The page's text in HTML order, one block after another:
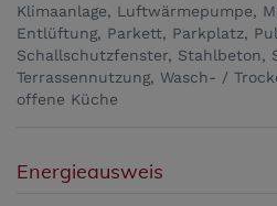
Klimaanlage
Luftwärmepumpe
Entlüftung
Parkett Parkplatz
Schallschutzfenster
Stahlbeton
Terrassennutzung
Wasch- /
offene Küche
Energieausweis